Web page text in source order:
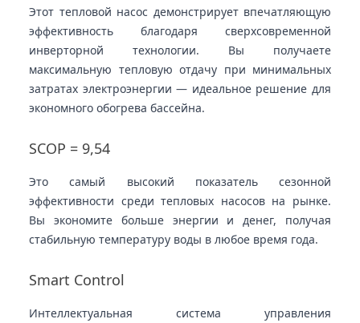
Этот тепловой насос демонстрирует впечатляющую
эффективность благодаря сверхсовременной
инверторной технологии. Вы получаете
максимальную тепловую отдачу при минимальных
затратах электроэнергии — идеальное решение для
экономного обогрева бассейна.
SCOP = 9,54
Это самый высокий показатель сезонной
эффективности среди тепловых насосов на рынке.
Вы экономите больше энергии и денег, получая
стабильную температуру воды в любое время года.
Smart Control
Интеллектуальная система управления